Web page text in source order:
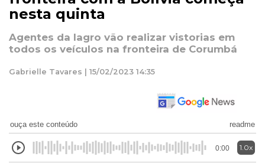
nesta quinta
Agentes da Iagro vão realizar vistorias em
todos os veículos na fronteira de Corumbá
Gabrielle Tavares | 15/02/2023 14:35
ouça este conteúdo readme
0:00 1.0x